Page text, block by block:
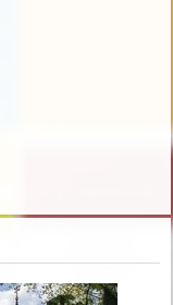
społeczno-